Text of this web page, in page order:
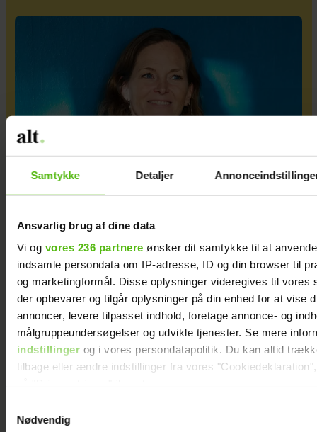
Samtykke Detaljer
Ansvarlig brug af dine data
Vi og vores 236 partnere ønsker dit samtykke til at
indsamle persondata om IP-adresse, ID og din browser til
og marketingformål. Disse oplysninger videregives til vores
der opbevarer og tilgår oplysninger på din enhed for at vise
annoncer, levere tilpasset indhold, foretage annonce- og
målgruppeundersøgelser og udvikle tjenester. Se mere
indstillingerog i vores persondatapolitik. Du kan altid
tilbage eller ændre indstillinger fra vores
Dine valg anvendes på hele websitet.
Nødvendig
Camilla nåede lige at forsone sig med sin
mor, inden hun døde efter mange års
alkoholmisbrug
Sponsoreret indhold